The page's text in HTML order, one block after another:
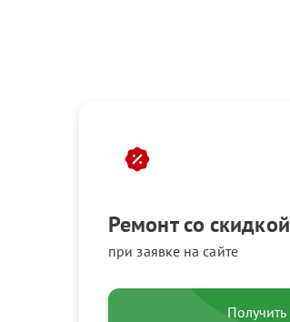
Ремонт со скидкой
при заявке на сайте
Получить